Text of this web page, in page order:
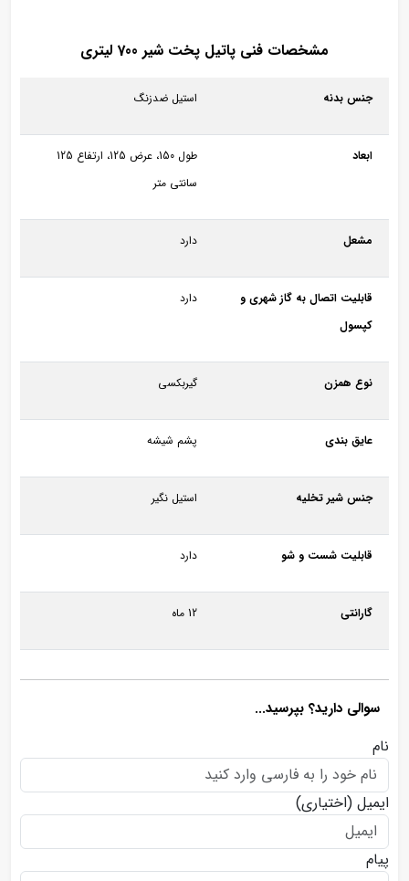
مشخصات فنی پاتیل پخت شیر 700 لیتری
جنس بدنه استیل ضدزنگ
ابعاد
طول 150، عرض 125، ارتفاع 125
سانتی متر
مشعل دارد
قابلیت اتصال به گاز شهری و
کپسول
دارد
نوع همزن گیربکسی
عایق بندی پشم شیشه
جنس شیر تخلیه استیل نگیر
قابلیت شست و شو دارد
گارانتی 12 ماه
سوالی دارید؟ بپرسید...
نام
ایمیل (اختیاری)
پیام